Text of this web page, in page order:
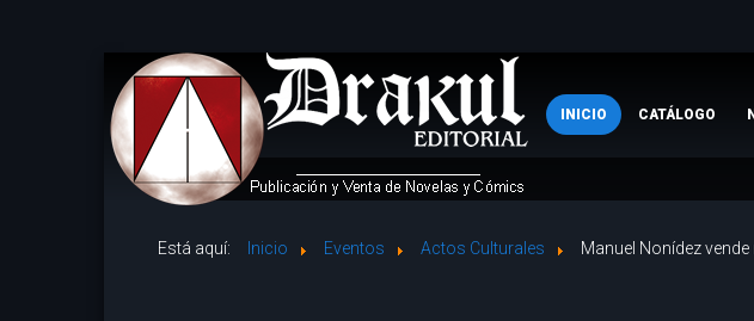
INICIO CATÁLOGO
Está aquí: Inicio Eventos Actos Culturales Manuel Nonídez